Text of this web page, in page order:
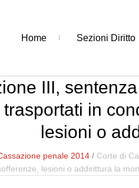
Home Sezioni Diritto
III,
in
lesioni o
penale 2014 / Corte di
lesioni o addirittura la